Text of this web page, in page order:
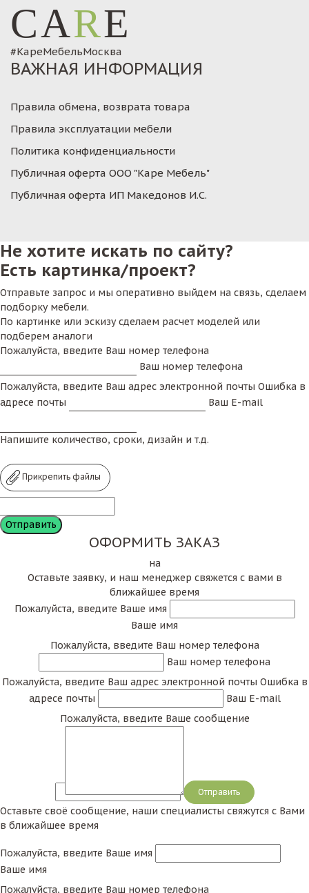
CARE
#КареМебельМосква
ВАЖНАЯ ИНФОРМАЦИЯ
Правила обмена, возврата товара
Правила эксплуатации мебели
Политика конфиденциальности
Публичная оферта ООО "Каре Мебель"
Публичная оферта ИП Македонов И.С.
Не хотите искать по сайту?
Есть картинка/проект?
Отправьте запрос и мы оперативно выйдем на связь, сделаем
подборку мебели.
По картинке или эскизу сделаем расчет моделей или
подберем аналоги
Пожалуйста, введите Ваш номер телефона
Ваш номер телефона
Пожалуйста, введите Ваш адрес электронной почты Ошибка в
адресе почты
Ваш E-mail
Напишите количество, сроки, дизайн и т.д.
Прикрепить файлы
ОФОРМИТЬ ЗАКАЗ
на
Оставьте заявку, и наш менеджер свяжется с вами в
ближайшее время
Пожалуйста, введите Ваше имя
Ваше имя
Пожалуйста, введите Ваш номер телефона
Ваш номер телефона
Пожалуйста, введите Ваш адрес электронной почты Ошибка в
адресе почты
Ваш E-mail
Пожалуйста, введите Ваше сообщение
Сообщение
Оставьте своё сообщение, наши специалисты свяжутся с Вами
в ближайшее время
Пожалуйста, введите Ваше имя
Ваше имя
Пожалуйста, введите Ваш номер телефона